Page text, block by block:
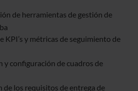
de herramientas de gestión de
KPI’s y métricas de seguimiento de
y configuración de cuadros de
de los requisitos de entrega de